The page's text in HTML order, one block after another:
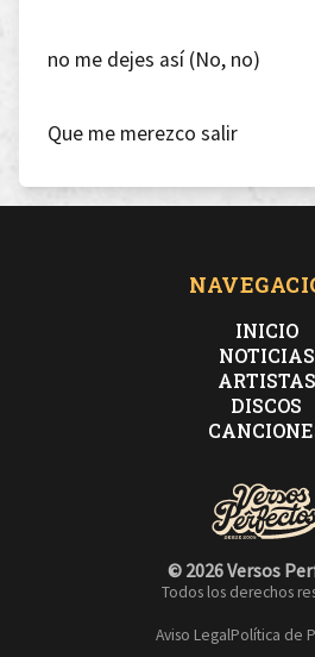
no me dejes así (No, no)
Que me merezco salir
vivir
Yo, mírame cuándo te hablo,
si hablo yo, es que me
Si me desangro, me muero
si me muero ¿Qué le hacemos?
INICIO
NOTICIAS
ARTISTAS
DISCOS
© 2026 Versos
Todos los derechos
Aviso LegalPolítica de